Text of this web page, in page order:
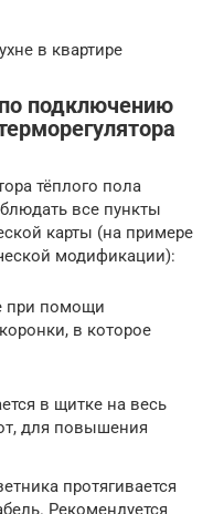
в квартире
подключению
тёплого пола
все пункты
карты (на примере
модификации):
при помощи
в которое
в щитке на весь
для повышения
протягивается
Рекомендуется